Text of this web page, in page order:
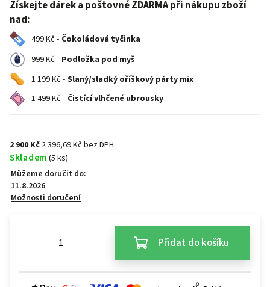
Získejte dárek a poštovné ZDARMA při nákupu zboží
nad:
499 Kč - Čokoládová tyčinka
999 Kč - Podložka pod myš
1 199 Kč - Slaný/sladký oříškový párty mix
1 499 Kč - Čistící vlhčené ubrousky
2 900 Kč 2 396,69 Kč bez DPH
Skladem (5 ks)
Můžeme doručit do:
11.8.2026
Možnosti doručení
Přidat do košíku